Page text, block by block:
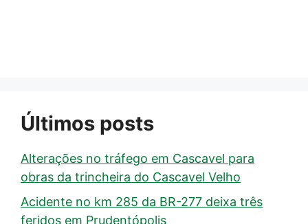
Últimos posts
Alterações no tráfego em Cascavel para
obras da trincheira do Cascavel Velho
Acidente no km 285 da BR-277 deixa três
feridos em Prudentópolis